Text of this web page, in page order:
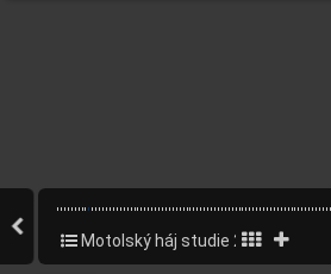
Motolský háj studie 2022 9